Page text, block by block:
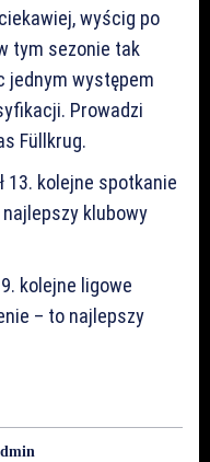
wyścig po
tym sezonie tak
jednym występem
Prowadzi
Füllkrug.
13. kolejne spotkanie
klubowy
kolejne ligowe
– to najlepszy